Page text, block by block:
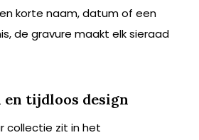
korte naam, datum of een
de gravure maakt elk sieraad
tijdloos design
collectie zit in het